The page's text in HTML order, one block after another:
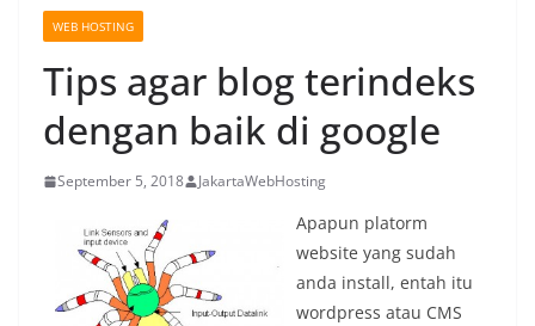
WEB HOSTING
Tips agar blog terindeks
dengan baik di google
September 5, 2018 JakartaWebHosting
Apapun platorm
website yang sudah
anda install, entah itu
wordpress atau CMS